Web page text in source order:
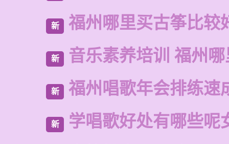
新 福州哪里买古筝比较
新 音乐素养培训 福州
新 福州唱歌年会排练速
新 学唱歌好处有哪些呢